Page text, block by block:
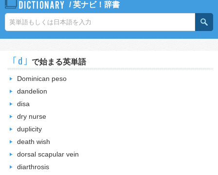
/英ナビ！辞書
｢d｣ で始まる英単語
Dominican peso
dandelion
disa
dry nurse
duplicity
death wish
dorsal scapular vein
diarthrosis